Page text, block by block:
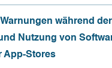
während der
Nutzung von
App-Stores